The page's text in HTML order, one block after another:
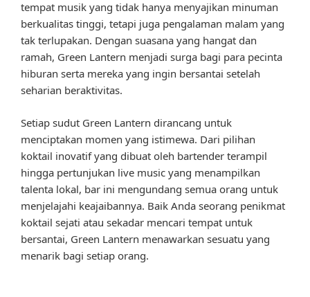
tempat musik yang tidak hanya menyajikan minuman
berkualitas tinggi, tetapi juga pengalaman malam yang
tak terlupakan. Dengan suasana yang hangat dan
ramah, Green Lantern menjadi surga bagi para pecinta
hiburan serta mereka yang ingin bersantai setelah
seharian beraktivitas.
Setiap sudut Green Lantern dirancang untuk
menciptakan momen yang istimewa. Dari pilihan
koktail inovatif yang dibuat oleh bartender terampil
hingga pertunjukan live music yang menampilkan
talenta lokal, bar ini mengundang semua orang untuk
menjelajahi keajaibannya. Baik Anda seorang penikmat
koktail sejati atau sekadar mencari tempat untuk
bersantai, Green Lantern menawarkan sesuatu yang
menarik bagi setiap orang.